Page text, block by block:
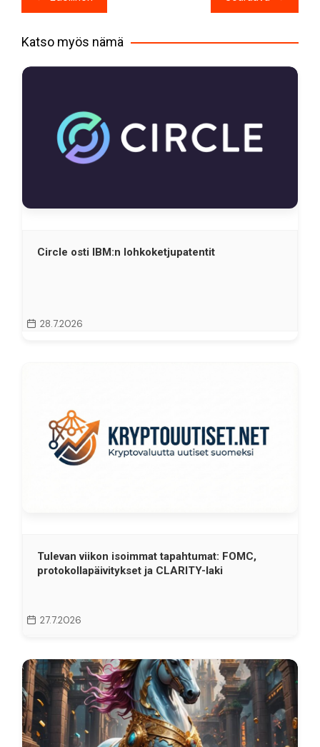
selaus
Katso myös nämä
Circle osti IBM:n lohkoketjupatentit
28.7.2026
Tulevan viikon isoimmat tapahtumat: FOMC,
protokollapäivitykset ja CLARITY-laki
27.7.2026